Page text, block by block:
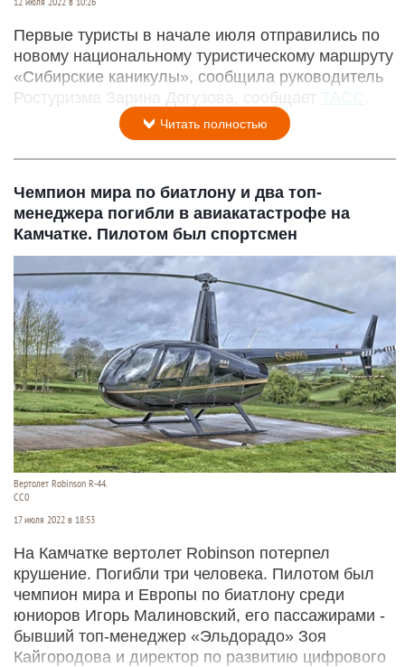
Первые туристы в начале июля отправились по
новому национальному туристическому маршруту
«Сибирские каникулы», сообщила руководитель
Ростуризма Зарина Догузова, сообщает ТАСС
Читать полностью
Чемпион мира по биатлону и два топ-
менеджера погибли в авиакатастрофе на
Камчатке. Пилотом был спортсмен
Вертолет Robinson R-44.
CC0
17 июля 2022 в 18:53
На Камчатке вертолет Robinson потерпел
крушение. Погибли три человека. Пилотом был
чемпион мира и Европы по биатлону среди
юниоров Игорь Малиновский, его пассажирами -
бывший топ-менеджер «Эльдорадо» Зоя
Кайгородова и директор по развитию цифрового